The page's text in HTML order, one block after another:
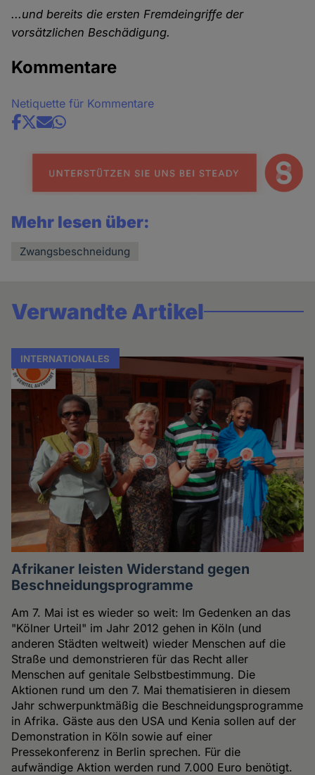
...und bereits die ersten Fremdeingriffe der
vorsätzlichen Beschädigung.
Kommentare
Netiquette für Kommentare
Share
news
Mehr lesen über:
Zwangsbeschneidung
Verwandte Artikel
INTERNATIONALES
Afrikaner leisten Widerstand gegen
Beschneidungsprogramme
Am 7. Mai ist es wieder so weit: Im Gedenken an das
"Kölner Urteil" im Jahr 2012 gehen in Köln (und
anderen Städten weltweit) wieder Menschen auf die
Straße und demonstrieren für das Recht aller
Menschen auf genitale Selbstbestimmung. Die
Aktionen rund um den 7. Mai thematisieren in diesem
Jahr schwerpunktmäßig die Beschneidungsprogramme
in Afrika. Gäste aus den USA und Kenia sollen auf der
Demonstration in Köln sowie auf einer
Pressekonferenz in Berlin sprechen. Für die
aufwändige Aktion werden rund 7.000 Euro benötigt.